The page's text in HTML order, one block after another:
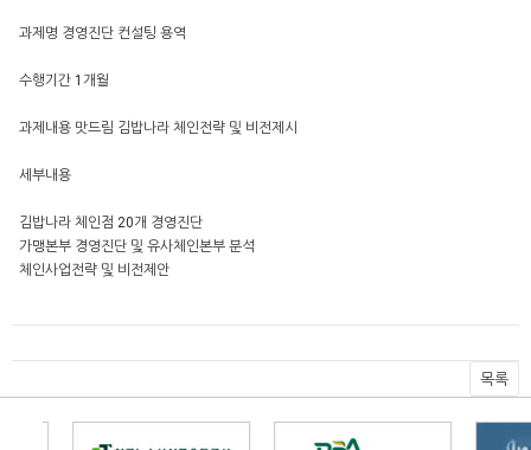
과제명 경영진단 컨설팅 용역
수행기간 1개월
과제내용 맛드림 김밥나라 체인전략 및 비전제시
세부내용
김밥나라 체인점 20개 경영진단
가맹본부 경영진단 및 유사체인본부 분석
체인사업전략 및 비전제안
목록